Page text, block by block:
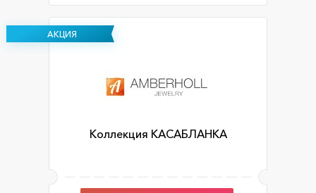
АКЦИЯ
Коллекция КАСАБЛАНКА